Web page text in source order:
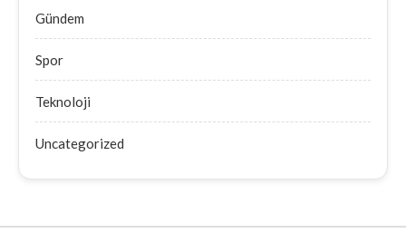
Gündem
Spor
Teknoloji
Uncategorized